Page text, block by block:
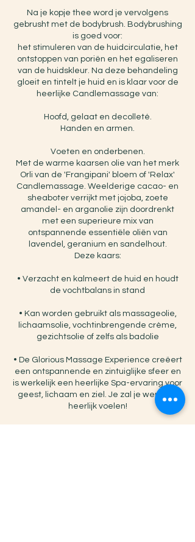
Na je kopje thee word je vervolgens
gebrusht met de bodybrush. Bodybrushing
is goed voor:
het stimuleren van de huidcirculatie, het
ontstoppen van poriën en het egaliseren
van de huidskleur. Na deze behandeling
gloeit en tintelt je huid en is klaar voor de
heerlijke Candlemassage van:
Hoofd, gelaat en decolleté.
Handen en armen.
Voeten en onderbenen.
Met de warme kaarsen olie van het merk
Orli van de 'Frangipani' bloem of 'Relax'
Candlemassage. Weelderige cacao- en
sheaboter verrijkt met jojoba, zoete
amandel- en arganolie zijn doordrenkt
met een superieure mix van
ontspannende essentiële oliën van
lavendel, geranium en sandelhout.
Deze kaars:
• Verzacht en kalmeert de huid en houdt
de vochtbalans in stand
• Kan worden gebruikt als massageolie,
lichaamsolie, vochtinbrengende crème,
gezichtsolie of zelfs als badolie
• De Glorious Massage Experience creëert
een ontspannende en zintuiglijke sfeer en
is werkelijk een heerlijke Spa-ervaring voor
geest, lichaam en ziel. Je zal je werkelijk